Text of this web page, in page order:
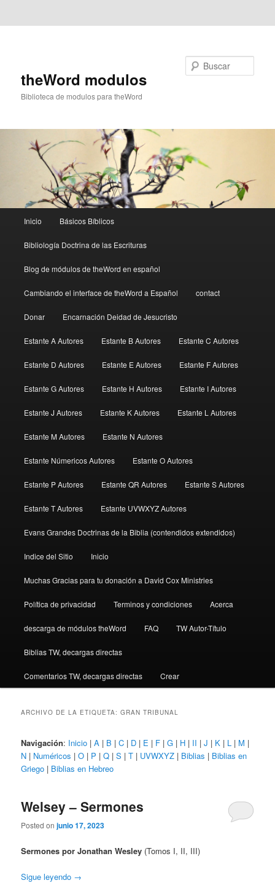
theWord modulos
Biblioteca de modulos para theWord
principal
Inicio Básicos Bíblicos
Bibliología Doctrina de las Escrituras
Blog de módulos de theWord en español
Cambiando el interface de theWord a Español contact
Donar Encarnación Deidad de Jesucristo
Estante A Autores Estante B Autores Estante C Autores
Estante D Autores Estante E Autores Estante F Autores
Estante G Autores Estante H Autores Estante I Autores
Estante J Autores Estante K Autores Estante L Autores
Estante M Autores Estante N Autores
Estante Númericos Autores Estante O Autores
Estante P Autores Estante QR Autores Estante S Autores
Estante T Autores Estante UVWXYZ Autores
Evans Grandes Doctrinas de la Biblia (contendidos extendidos)
Indice del Sitio Inicio
Muchas Gracias para tu donación a David Cox Ministries
Política de privacidad Terminos y condiciones Acerca
descarga de módulos theWord FAQ TW Autor-Título
Biblias TW, decargas directas
Comentarios TW, decargas directas Crear
ARCHIVO DE LA ETIQUETA:GRAN TRIBUNAL
Navigación: Inicio |A | B |C | D | E | F |G | H | II |J | K | L | M |
N | Numéricos |O | P |Q |S |T | UVWXYZ | Biblias | Biblias en
Griego | Biblias en Hebreo
Welsey – Sermones
Posted onjunio 17, 2023
Sermones por Jonathan Wesley (Tomos I, II, III)
Sigue leyendo →